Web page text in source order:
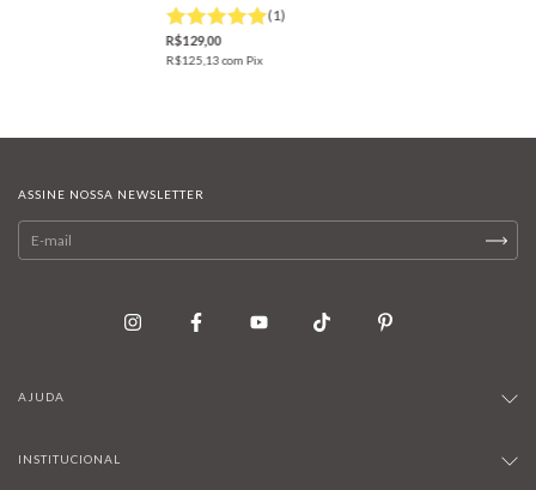
(1)
R$129,00
R$125,13com Pix
ASSINE NOSSA NEWSLETTER
AJUDA
INSTITUCIONAL